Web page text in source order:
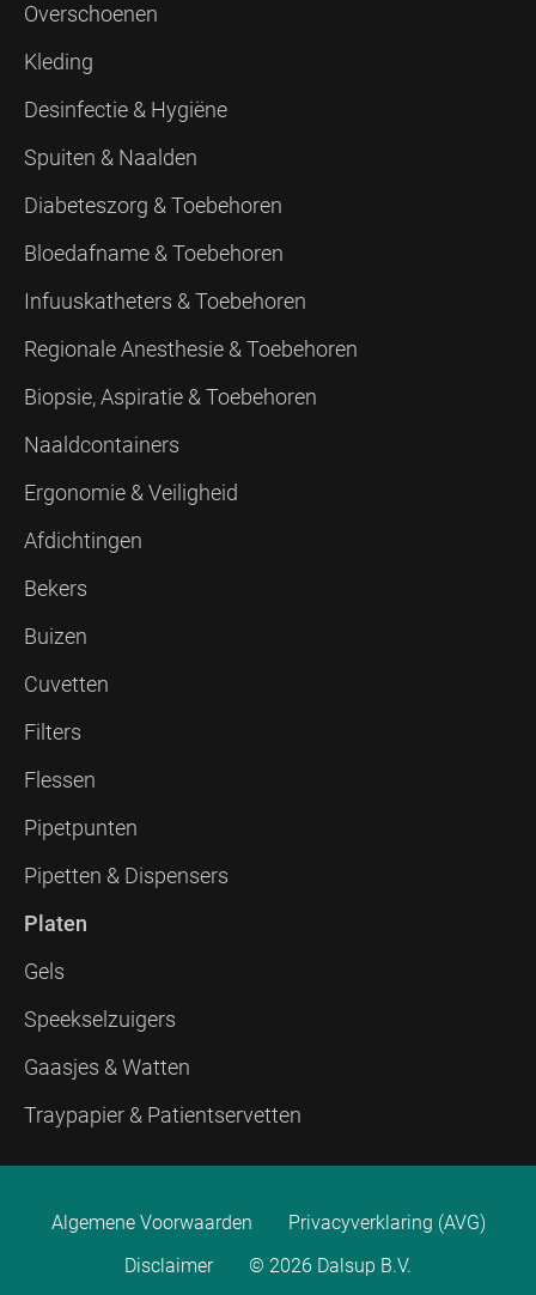
Overschoenen
Kleding
Desinfectie & Hygiëne
Spuiten & Naalden
Diabeteszorg & Toebehoren
Bloedafname & Toebehoren
Infuuskatheters & Toebehoren
Regionale Anesthesie & Toebehoren
Biopsie, Aspiratie & Toebehoren
Naaldcontainers
Ergonomie & Veiligheid
Afdichtingen
Bekers
Buizen
Cuvetten
Filters
Flessen
Pipetpunten
Pipetten & Dispensers
Platen
Gels
Speekselzuigers
Gaasjes & Watten
Traypapier & Patientservetten
Algemene Voorwaarden
Privacyverklaring (AVG)
Disclaimer
© 2026 Dalsup B.V.